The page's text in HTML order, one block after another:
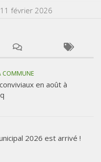
février 2026
COMMUNE
en août à
2026 est arrivé !